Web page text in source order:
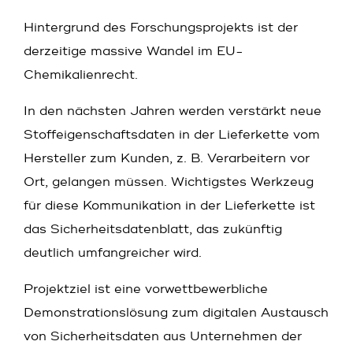
Hintergrund des Forschungsprojekts ist der
derzeitige massive Wandel im EU-
Chemikalienrecht.
In den nächsten Jahren werden verstärkt neue
Stoffeigenschaftsdaten in der Lieferkette vom
Hersteller zum Kunden, z. B. Verarbeitern vor
Ort, gelangen müssen. Wichtigstes Werkzeug
für diese Kommunikation in der Lieferkette ist
das Sicherheitsdatenblatt, das zukünftig
deutlich umfangreicher wird.
Projektziel ist eine vorwettbewerbliche
Demonstrationslösung zum digitalen Austausch
von Sicherheitsdaten aus Unternehmen der